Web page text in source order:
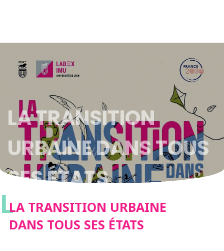
LA TRANSITION
URBAINE DANS TOUS
SES ÉTATS
LLA TRANSITION URBAINE
DANS TOUS SES ÉTATS